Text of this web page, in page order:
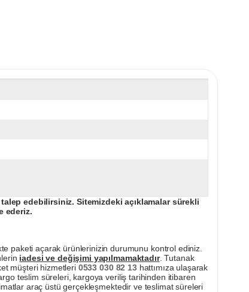
edebilirsiniz. Sitemizdeki açıklamalar sürekli
ederiz.
paketi açarak ürünlerinizin durumunu kontrol ediniz.
iadesi ve değişimi yapılmamaktadır. Tutanak
müşteri hizmetleri 0533 030 82 13hattımıza ulaşarak
teslim süreleri, kargoya veriliş tarihinden itibaren
araç üstü gerçekleşmektedir ve teslimat süreleri